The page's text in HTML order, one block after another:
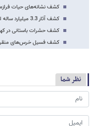
کشف نشانه‌های حیات
کشف آثار 3.3 میلیارد ساله از اولین موجودات زنده زمین
کشف حشرات باستانی در کهربای 50 میلیون ساله هندی /
کشف فسیل خرس‌های
نظر شما